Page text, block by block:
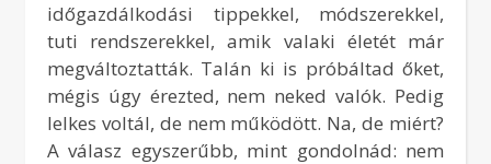
időgazdálkodási tippekkel, módszerekkel,
tuti rendszerekkel, amik valaki életét már
megváltoztatták. Talán ki is próbáltad őket,
mégis úgy érezted, nem neked valók. Pedig
lelkes voltál, de nem működött. Na, de miért?
A válasz egyszerűbb, mint gondolnád: nem